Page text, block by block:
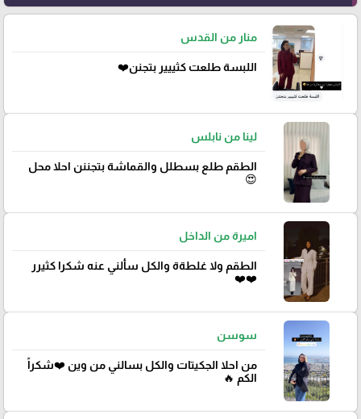
منار من القدس
اللبسة طلعت كثييير بتجنن❤️
لينا من نابلس
الطقم طلع بسطلل والقماشة بتجننن احلا محل
😍
اميرة من الداخل
الطقم ولا غلطةة والكل سألني عنه شكرا كثيرر
❤️❤️
سوسن
من احلا الجكيتات والكل بسالني من وين ❤️شكراً
الكم 🔥